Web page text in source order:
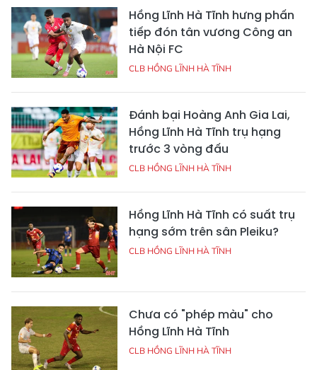
Hồng Lĩnh Hà Tĩnh hưng phấn
tiếp đón tân vương Công an
Hà Nội FC
CLB HỒNG LĨNH HÀ TĨNH
Đánh bại Hoàng Anh Gia Lai,
Hồng Lĩnh Hà Tĩnh trụ hạng
trước 3 vòng đấu
CLB HỒNG LĨNH HÀ TĨNH
Hồng Lĩnh Hà Tĩnh có suất trụ
hạng sớm trên sân Pleiku?
CLB HỒNG LĨNH HÀ TĨNH
Chưa có "phép màu" cho
Hồng Lĩnh Hà Tĩnh
CLB HỒNG LĨNH HÀ TĨNH